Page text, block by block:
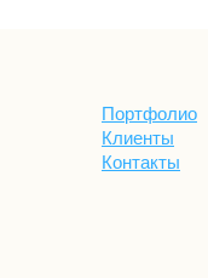
Портфолио
Клиенты
Контакты